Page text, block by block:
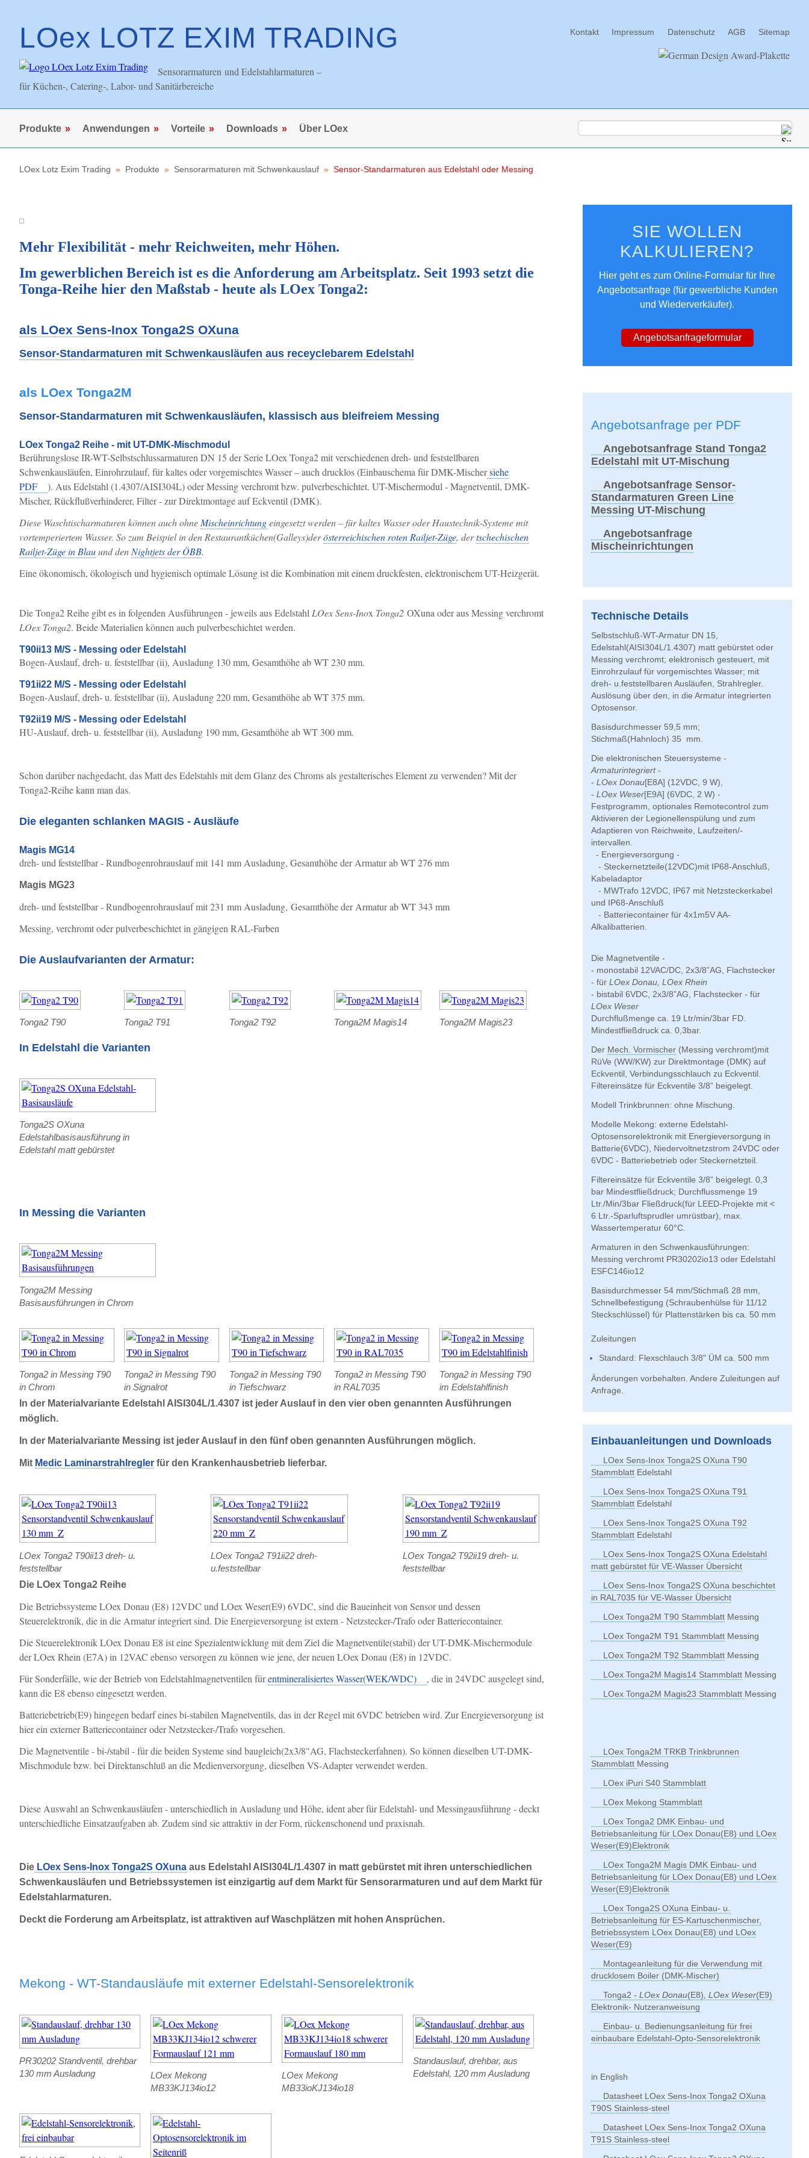
LOex LOTZ EXIM TRADING
Sensorarmaturen und Edelstahlarmaturen –
für Küchen-, Catering-, Labor- und Sanitärbereiche
Navigation
Sitemap
AGB
Datenschutz
Impressum
Kontakt
Navigation
Produkte Anwendungen Vorteile Downloads Über LOex
LOex Lotz Exim Trading Produkte Sensorarmaturen mit Schwenkauslauf Sensor-Standarmaturen aus Edelstahl oder Messing
Mehr Flexibilität - mehr Reichweiten, mehr Höhen.
Im gewerblichen Bereich ist es die Anforderung am Arbeitsplatz. Seit 1993 setzt die
Tonga-Reihe hier den Maßstab - heute als LOex Tonga2:
als LOex Sens-Inox Tonga2S OXuna
Sensor-Standarmaturen mit Schwenkausläufen aus receyclebarem Edelstahl
als LOex Tonga2M
Sensor-Standarmaturen mit Schwenkausläufen, klassisch aus bleifreiem Messing
LOex Tonga2 Reihe - mit UT-DMK-Mischmodul
Berührungslose IR-WT-Selbstschlussarmaturen DN 15 der Serie LOex Tonga2 mit verschiedenen dreh- und feststellbaren
Schwenkausläufen, Einrohrzulauf, für kaltes oder vorgemischtes Wasser – auch drucklos (Einbauschema für DMK-Mischersiehe
PDF
). Aus Edelstahl (1.4307/AISI304L) oder Messing verchromt bzw. pulverbeschichtet. UT-Mischermodul - Magnetventil, DMK-
Mischer, Rückflußverhinderer, Filter - zur Direktmontage auf Eckventil (DMK).
Diese Waschtischarmaturen können auch ohneMischeinrichtungeingesetzt werden – für kaltes Wasser oder Haustechnik-Systeme mit
vortemperiertem Wasser. So zum Beispiel in den Restaurantküchen(Galleys)derösterreichischen roten Railjet-Züge, dertschechischen
Railjet-Züge in Blauund denNightjets der ÖBB.
Eine ökonomisch, ökologisch und hygienisch optimale Lösung ist die Kombination mit einem druckfesten, elektronischem UT-Heizgerät.
Die Tonga2 Reihe gibt es in folgenden Ausführungen - jeweils aus EdelstahlLOex Sens-Inox Tonga2 OXuna oder aus Messing verchromt
LOex Tonga2. Beide Materialien können auch pulverbeschichtet werden.
T90ii13 M/S - Messing oder Edelstahl
Bogen-Auslauf, dreh- u. feststellbar (ii), Ausladung 130 mm, Gesamthöhe ab WT 230 mm.
T91ii22 M/S - Messing oder Edelstahl
Bogen-Auslauf, dreh- u. feststellbar (ii), Ausladung 220 mm, Gesamthöhe ab WT 375 mm.
T92ii19 M/S - Messing oder Edelstahl
HU-Auslauf, dreh- u. feststellbar (ii), Ausladung 190 mm, Gesamthöhe ab WT 300 mm.
Schon darüber nachgedacht, das Matt des Edelstahls mit dem Glanz des Chroms als gestalterisches Element zu verwenden? Mit der
Tonga2-Reihe kann man das.
Die eleganten schlanken MAGIS - Ausläufe
Magis MG14
dreh- und feststellbar - Rundbogenrohrauslauf mit 141 mm Ausladung, Gesamthöhe der Armatur ab WT 276 mm
Magis MG23
dreh- und feststellbar - Rundbogenrohrauslauf mit 231 mm Ausladung, Gesamthöhe der Armatur ab WT 343 mm
Messing, verchromt oder pulverbeschichtet in gängigen RAL-Farben
Die Auslaufvarianten der Armatur:
Tonga2 T90 Tonga2 T91 Tonga2 T92 Tonga2M Magis14 Tonga2M Magis23
In Edelstahl die Varianten
Tonga2S OXuna
Edelstahlbasisausführung in
Edelstahl matt gebürstet
In Messing die Varianten
Tonga2M Messing
Basisausführungen in Chrom
Tonga2 in Messing T90
in Chrom
Tonga2 in Messing T90
in Signalrot
Tonga2 in Messing T90
in Tiefschwarz
Tonga2 in Messing T90
in RAL7035
Tonga2 in Messing T90
im Edelstahlfinish
In der Materialvariante Edelstahl AISI304L/1.4307 ist jeder Auslauf in den vier oben genannten Ausführungen
möglich.
In der Materialvariante Messing ist jeder Auslauf in den fünf oben genannten Ausführungen möglich.
Mit Medic Laminarstrahlregler für den Krankenhausbetrieb lieferbar.
LOex Tonga2 T90ii13 dreh- u.
feststellbar
LOex Tonga2 T91ii22 dreh-
u.feststellbar
LOex Tonga2 T92ii19 dreh- u.
feststellbar
Die LOex Tonga2 Reihe
Die Betriebssysteme LOex Donau (E8) 12VDC und LOex Weser(E9) 6VDC, sind die Baueinheit von Sensor und dessen
Steuerelektronik, die in die Armatur integriert sind. Die Energieversorgung ist extern - Netzstecker-/Trafo oder Batteriecontainer.
Die Steuerelektronik LOex Donau E8 ist eine Spezialentwicklung mit dem Ziel die Magnetventile(stabil) der UT-DMK-Mischermodule
der LOex Rhein (E7A) in 12VAC ebenso versorgen zu können wie jene, der neuen LOex Donau (E8) in 12VDC.
Für Sonderfälle, wie der Betrieb von Edelstahlmagnetventilen fürentmineralisiertes Wasser(WEK/WDC)
, die in 24VDC ausgelegt sind,
kann die E8 ebenso eingesetzt werden.
Batteriebetrieb(E9) hingegen bedarf eines bi-stabilen Magnetventils, das in der Regel mit 6VDC betrieben wird. Zur Energieversorgung ist
hier ein externer Batteriecontainer oder Netzstecker-/Trafo vorgesehen.
Die Magnetventile - bi-/stabil - für die beiden Systeme sind baugleich(2x3/8"AG, Flachsteckerfahnen). So können dieselben UT-DMK-
Mischmodule bzw. bei Direktanschluß an die Medienversorgung, dieselben VS-Adapter verwendet werden.
Diese Auswahl an Schwenkausläufen - unterschiedlich in Ausladung und Höhe, ident aber für Edelstahl- und Messingausführung - deckt
unterschiedliche Einsatzaufgaben ab. Zudem sind sie attraktiv in der Form, rückenschonend und praxisnah.
Die LOex Sens-Inox Tonga2S OXuna aus Edelstahl AISI304L/1.4307 in matt gebürstet mit ihren unterschiedlichen
Schwenkausläufen und Betriebssystemen ist einzigartig auf dem Markt für Sensorarmaturen und auf dem Markt für
Edelstahlarmaturen.
Deckt die Forderung am Arbeitsplatz, ist attraktiven auf Waschplätzen mit hohen Ansprüchen.
Mekong - WT-Standausläufe mit externer Edelstahl-Sensorelektronik
PR30202 Standventil, drehbar
130 mm Ausladung
LOex Mekong
MB33KJ134io12
LOex Mekong
MB33ioKJ134io18
Standauslauf, drehbar, aus
Edelstahl, 120 mm Ausladung
SIE WOLLEN
KALKULIEREN?
Hier geht es zum Online-Formular für Ihre
Angebots­anfrage (für gewerbliche Kunden
und Wiederverkäufer).
Angebotsanfrageformular
Angebotsanfrage per PDF
Angebotsanfrage Stand Tonga2
Edelstahl mit UT-Mischung
Angebotsanfrage Sensor-
Standarmaturen Green Line
Messing UT-Mischung
Angebotsanfrage
Mischeinrichtungen
Technische Details
Selbstschluß-WT-Armatur DN 15,
Edelstahl(AISI304L/1.4307) matt gebürstet oder
Messing verchromt; elektronisch gesteuert, mit
Einrohrzulauf für vorgemischtes Wasser; mit
dreh- u.feststellbaren Ausläufen, Strahlregler.
Auslösung über den, in die Armatur integrierten
Optosensor.
Basisdurchmesser 59,5 mm;
Stichmaß(Hahnloch) 35 mm.
Die elektronischen Steuersysteme -
Armaturintegriert-
- LOex Donau[E8A] (12VDC, 9 W),
- LOex Weser[E9A] (6VDC, 2 W) -
Festprogramm, optionales Remotecontrol zum
Aktivieren der Legionellenspülung und zum
Adaptieren von Reichweite, Laufzeiten/-
intervallen.
- Energieversorgung -
- Steckernetzteile(12VDC)mit IP68-Anschluß,
Kabeladaptor
- MWTrafo 12VDC, IP67 mit Netzsteckerkabel
und IP68-Anschluß
- Batteriecontainer für 4x1m5V AA-
Alkalibatterien.
Die Magnetventile -
- monostabil 12VAC/DC, 2x3/8”AG, Flachstecker
- für LOex Donau, LOex Rhein
- bistabil 6VDC, 2x3/8”AG, Flachstecker - für
LOex Weser
Durchflußmenge ca. 19 Ltr/min/3bar FD.
Mindestfließdruck ca. 0,3bar.
Der Mech. Vormischer(Messing verchromt)mit
RüVe (WW/KW) zur Direktmontage (DMK) auf
Eckventil, Verbindungsschlauch zu Eckventil.
Filtereinsätze für Eckventile 3/8” beigelegt.
Modell Trinkbrunnen: ohne Mischung.
Modelle Mekong: externe Edelstahl-
Optosensorelektronik mit Energieversorgung in
Batterie(6VDC), Niedervoltnetzstrom 24VDC oder
6VDC - Batteriebetrieb oder Steckernetzteil.
Filtereinsätze für Eckventile 3/8” beigelegt. 0,3
bar Mindestfließdruck; Durchflussmenge 19
Ltr./Min/3bar Fließdruck(für LEED-Projekte mit <
6 Ltr.-Sparluftsprudler umrüstbar), max.
Wassertemperatur 60°C.
Armaturen in den Schwenkausführungen:
Messing verchromt PR30202io13 oder Edelstahl
ESFC146io12
Basisdurchmesser 54 mm/Stichmaß 28 mm,
Schnellbefestigung (Schraubenhülse für 11/12
Steckschlüssel) für Plattenstärken bis ca. 50 mm
Zuleitungen
Standard: Flexschlauch 3/8" ÜM ca. 500 mm
Änderungen vorbehalten. Andere Zuleitungen auf
Anfrage.
Einbauanleitungen und Downloads
LOex Sens-Inox Tonga2S OXuna T90
StammblattEdelstahl
LOex Sens-Inox Tonga2S OXuna T91
StammblattEdelstahl
LOex Sens-Inox Tonga2S OXuna T92
StammblattEdelstahl
LOex Sens-Inox Tonga2S OXuna Edelstahl
matt gebürstet für VE-Wasser Übersicht
LOex Sens-Inox Tonga2S OXuna beschichtet
in RAL7035 für VE-Wasser Übersicht
LOex Tonga2M T90 StammblattMessing
LOex Tonga2M T91 StammblattMessing
LOex Tonga2M T92 StammblattMessing
LOex Tonga2M Magis14 StammblattMessing
LOex Tonga2M Magis23 Stammblatt Messing
LOex Tonga2M TRKB Trinkbrunnen
Stammblatt Messing
LOex iPuri S40 Stammblatt
LOex Mekong Stammblatt
LOex Tonga2 DMK Einbau- und
Betriebsanleitung für LOex Donau(E8) und LOex
Weser(E9)Elektronik
LOex Tonga2M Magis DMK Einbau- und
Betriebsanleitung für LOex Donau(E8) und LOex
Weser(E9)Elektronik
LOex Tonga2S OXuna Einbau- u.
Betriebsanleitung für ES-Kartuschenmischer,
Betriebssystem LOex Donau(E8) und LOex
Weser(E9)
Montageanleitung für die Verwendung mit
drucklosem Boiler (DMK-Mischer)
Tonga2 - LOex Donau(E8), LOex Weser(E9)
Elektronik- Nutzeranweisung
Einbau- u. Bedienungsanleitung für frei
einbaubare Edelstahl-Opto-Sensorelektronik
in English
Datasheet LOex Sens-Inox Tonga2 OXuna
T90S Stainless-steel
Datasheet LOex Sens-Inox Tonga2 OXuna
T91S Stainless-steel